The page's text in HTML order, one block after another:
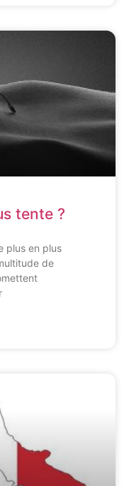
tente ?
plus en plus
de